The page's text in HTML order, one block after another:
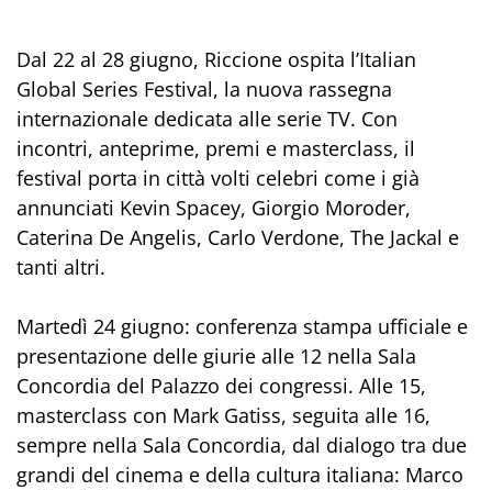
Dal 22 al 28 giugno, Riccione ospita l’Italian
Global Series Festival, la nuova rassegna
internazionale dedicata alle serie TV. Con
incontri, anteprime, premi e masterclass, il
festival porta in città volti celebri come i già
annunciati Kevin Spacey, Giorgio Moroder,
Caterina De Angelis, Carlo Verdone, The Jackal e
tanti altri.
Martedì 24 giugno: conferenza stampa ufficiale e
presentazione delle giurie alle 12 nella Sala
Concordia del Palazzo dei congressi. Alle 15,
masterclass con Mark Gatiss, seguita alle 16,
sempre nella Sala Concordia, dal dialogo tra due
grandi del cinema e della cultura italiana: Marco